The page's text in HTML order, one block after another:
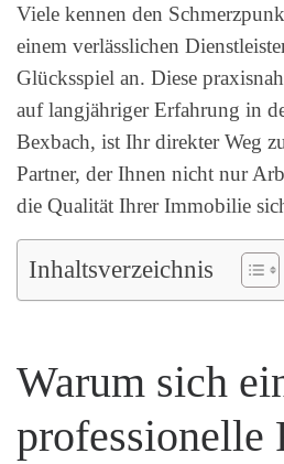
Viele kennen den
einem verlässlichen
Glücksspiel an. Diese
auf langjähriger Erfahrung in
Bexbach, ist Ihr direkter Weg
Partner, der Ihnen nicht nur
die Qualität Ihrer Immobilie
Inhaltsverzeichnis
Warum sich
professionelle